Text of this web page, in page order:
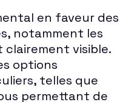
en faveur des
notamment les
clairement visible.
options
telles que
permettant de